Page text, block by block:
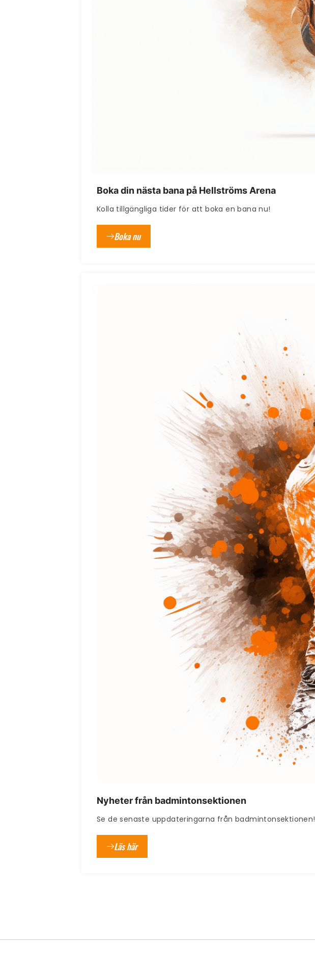
Boka din nästa bana på Hellströms Arena
Kolla tillgängliga tider för att boka en bana nu!
Boka nu
Nyheter från badmintonsektionen
Se de senaste uppdateringarna från badmintonsektionen!
Läs här